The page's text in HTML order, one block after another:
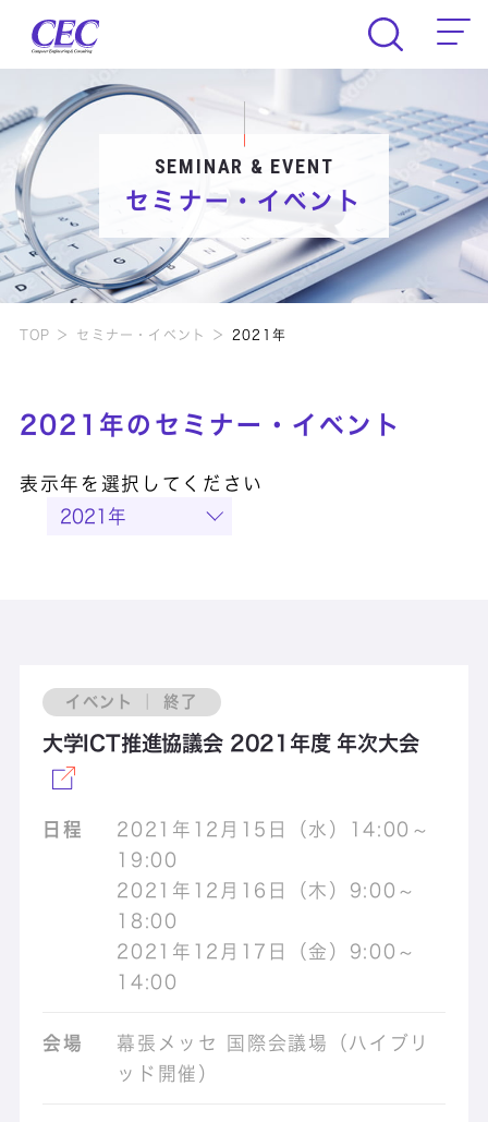
CEC Computer Engineering &
SEMINAR & EVENT
セミナー・イベント
TOP セミナー・イベント 2021年
2021年のセミナー・イベント
表示年を選択してください
イベント ｜ 終了
大学ICT推進協議会 2021年度 年次大会
日程
2021年12月15日（水）14:00～
19:00
2021年12月16日（木）9:00～
18:00
2021年12月17日（金）9:00～
14:00
会場
幕張メッセ 国際会議場（ハイブリ
ッド開催）